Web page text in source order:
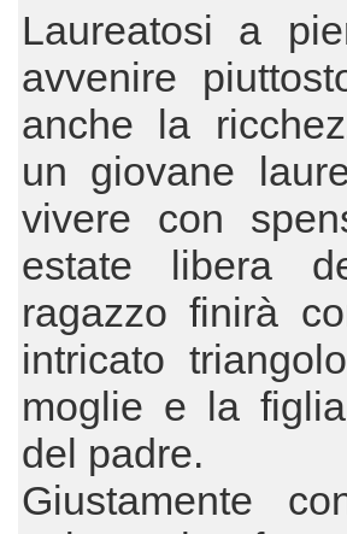
Laureatosi a
avvenire
anche la
un giovane
vivere con
estate libera
ragazzo finirà
intricato
moglie e la
del padre.
Giustamente